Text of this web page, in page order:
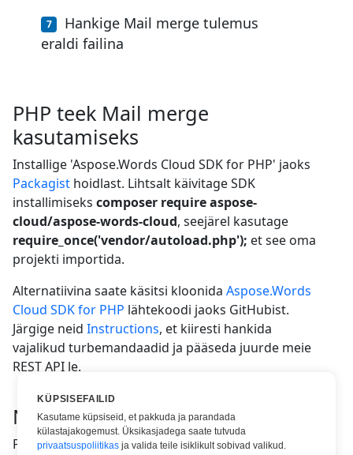
Hankige Mail merge tulemus
eraldi failina
PHP teek Mail merge
kasutamiseks
Installige 'Aspose.Words Cloud SDK for PHP' jaoks
Packagist hoidlast. Lihtsalt käivitage SDK
installimiseks composer require aspose-
cloud/aspose-words-cloud, seejärel kasutage
require_once('vendor/autoload.php'); et see oma
projekti importida.
Alternatiivina saate käsitsi kloonida Aspose.Words
Cloud SDK for PHP lähtekoodi jaoks GitHubist.
Järgige neid Instructions, et kiiresti hankida
vajalikud turbemandaadid ja pääseda juurde meie
REST API le.
Nõuded süsteemile
PHP 7.1 või uuem
KÜPSISEFAILID
Kasutame küpsiseid, et pakkuda ja parandada
külastajakogemust. Üksikasjadega saate tutvuda
privaatsuspoliitikas ja valida teile isiklikult sobivad valikud.